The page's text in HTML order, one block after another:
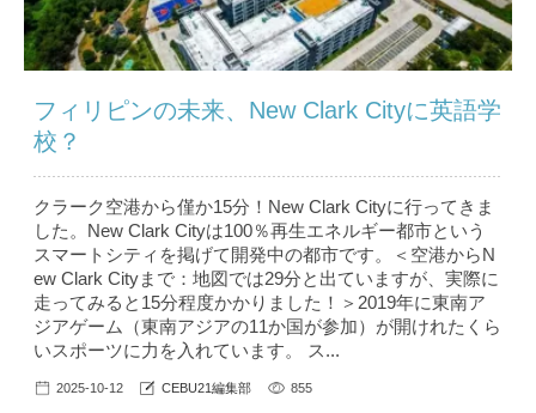
フィリピンの未来、New Clark Cityに英語学
校？
クラーク空港から僅か15分！New Clark Cityに行ってきま
した。New Clark Cityは100％再生エネルギー都市という
スマートシティを掲げて開発中の都市です。＜空港からN
ew Clark Cityまで：地図では29分と出ていますが、実際に
走ってみると15分程度かかりました！＞2019年に東南ア
ジアゲーム（東南アジアの11か国が参加）が開けれたくら
いスポーツに力を入れています。 ス...
2025-10-12 CEBU21編集部 855